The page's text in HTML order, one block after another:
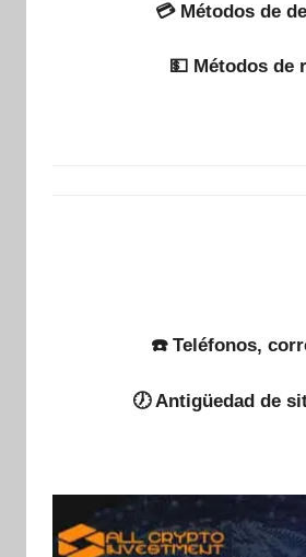
💳 Métodos de
💵​ Métodos de
☎️ Teléfonos,
🕖 Antigüedad de